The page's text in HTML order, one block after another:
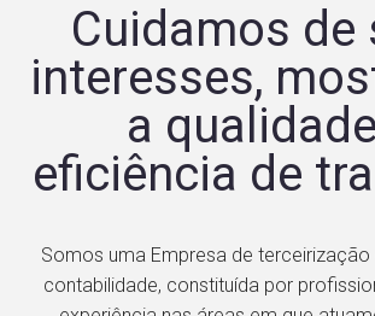
Cuidamos de
interesses,
a
eficiência de
Somos uma Empresa de
contabilidade, constituída por